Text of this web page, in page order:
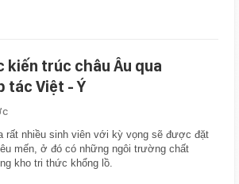
kiến trúc châu Âu qua
tác Việt - Ý
rất nhiều sinh viên với kỳ vọng sẽ được đặt
mến, ở đó có những ngôi trường chất
kho tri thức khổng lồ.